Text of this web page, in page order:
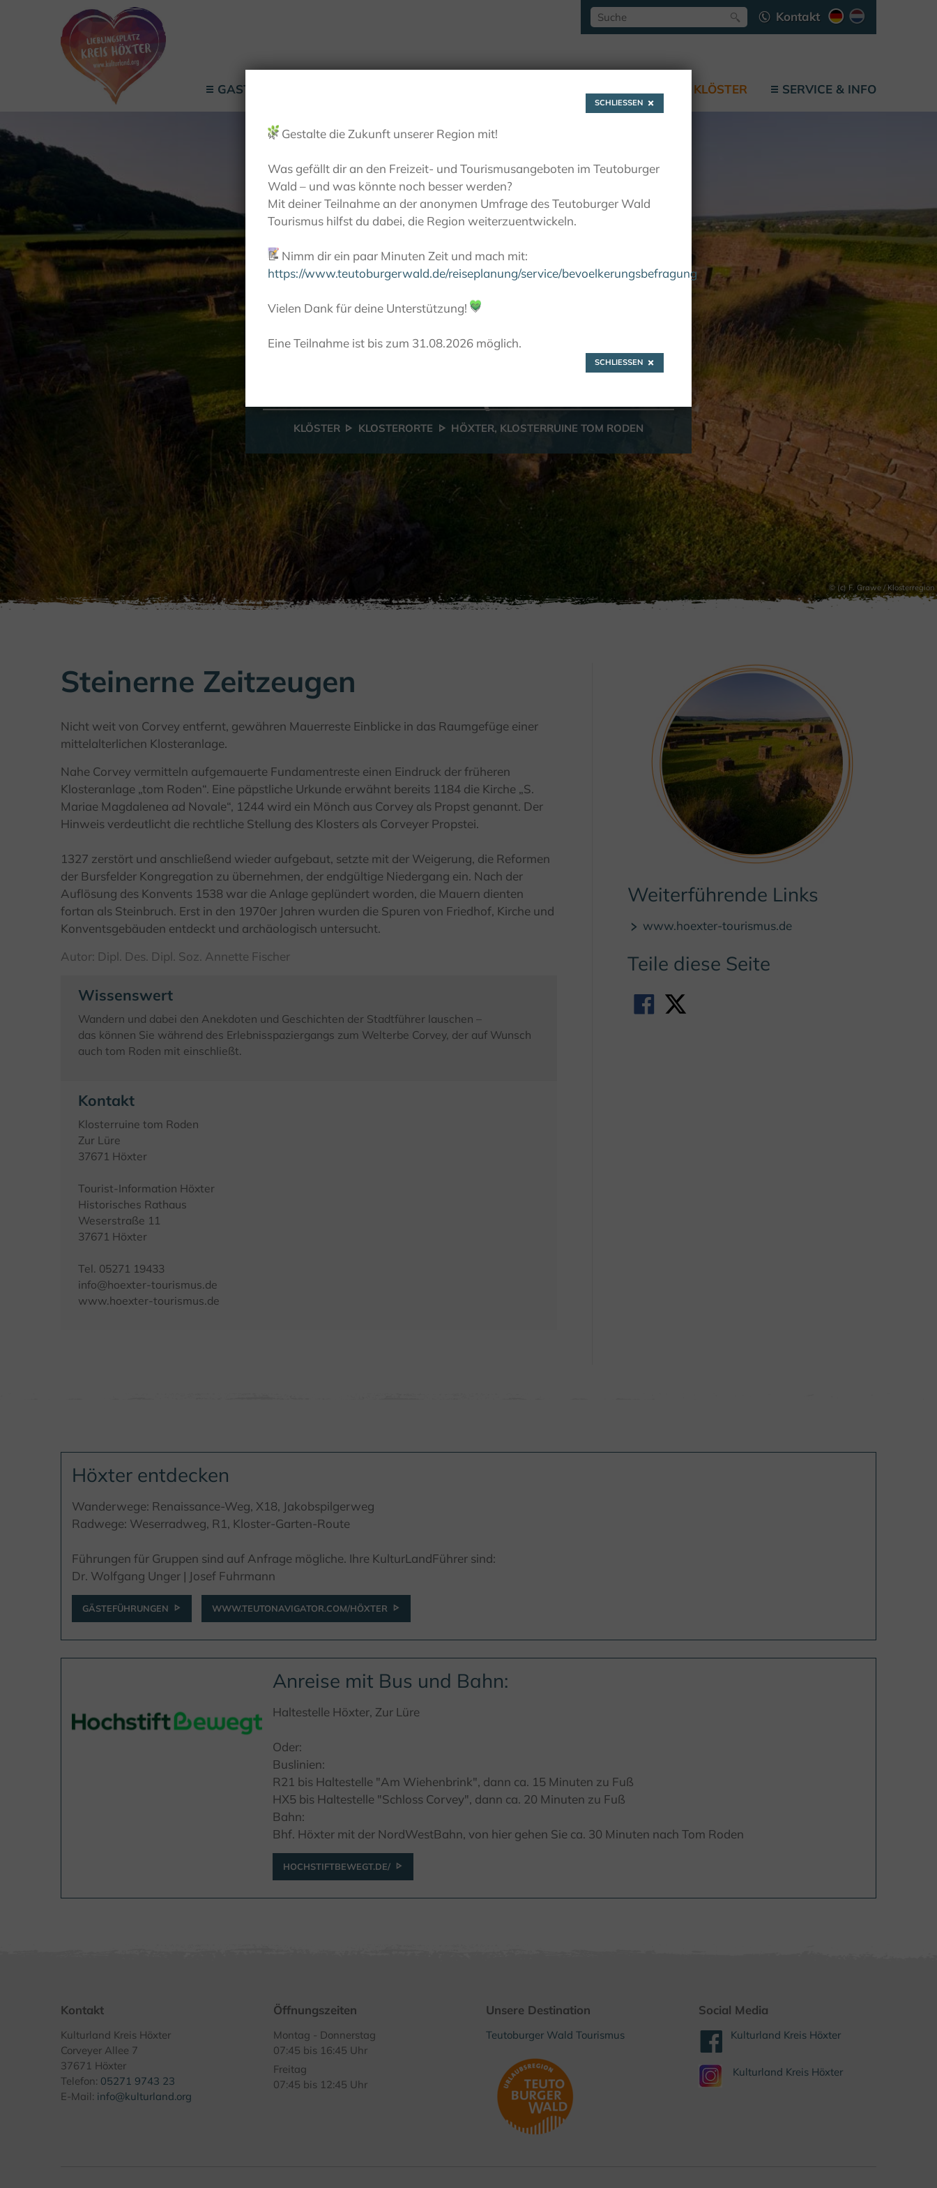
Kontakt
GASTGEBER KLÖSTER SERVICE & INFO
Höxter, Klosterruine
tom Roden
KLÖSTER KLOSTERORTE HÖXTER, KLOSTERRUINE TOM RODEN
© (c) F. Grawe / Klosterregion
Steinerne Zeitzeugen
Nicht weit von Corvey entfernt, gewähren Mauerreste Einblicke in das Raumgefüge einer
mittelalterlichen Klosteranlage.
Nahe Corvey vermitteln aufgemauerte Fundamentreste einen Eindruck der früheren
Klosteranlage „tom Roden“. Eine päpstliche Urkunde erwähnt bereits 1184 die Kirche „S.
Mariae Magdalenea ad Novale“, 1244 wird ein Mönch aus Corvey als Propst genannt. Der
Hinweis verdeutlicht die rechtliche Stellung des Klosters als Corveyer Propstei.
1327 zerstört und anschließend wieder aufgebaut, setzte mit der Weigerung, die Reformen
der Bursfelder Kongregation zu übernehmen, der endgültige Niedergang ein. Nach der
Auflösung des Konvents 1538 war die Anlage geplündert worden, die Mauern dienten
fortan als Steinbruch. Erst in den 1970er Jahren wurden die Spuren von Friedhof, Kirche und
Konventsgebäuden entdeckt und archäologisch untersucht.
Autor: Dipl. Des. Dipl. Soz. Annette Fischer
Wissenswert
Wandern und dabei den Anekdoten und Geschichten der Stadtführer lauschen –
das können Sie während des Erlebnisspaziergangs zum Welterbe Corvey, der auf Wunsch
auch tom Roden mit einschließt.
Kontakt
Klosterruine tom Roden
Zur Lüre
37671 Höxter
Tourist-Information Höxter
Historisches Rathaus
Weserstraße 11
37671 Höxter
Tel. 05271 19433
info@hoexter-tourismus.de
www.hoexter-tourismus.de
© (c) F. Grawe / Klosterregion
Weiterführende Links
www.hoexter-tourismus.de
Teile diese Seite
Höxter entdecken
Wanderwege: Renaissance-Weg, X18, Jakobspilgerweg
Radwege: Weserradweg, R1, Kloster-Garten-Route
Führungen für Gruppen sind auf Anfrage mögliche. Ihre KulturLandFührer sind:
Dr. Wolfgang Unger | Josef Fuhrmann
GÄSTEFÜHRUNGEN WWW.TEUTONAVIGATOR.COM/HÖXTER
Anreise mit Bus und Bahn:
Haltestelle Höxter, Zur Lüre
Oder:
Buslinien:
R21 bis Haltestelle "Am Wiehenbrink", dann ca. 15 Minuten zu Fuß
HX5 bis Haltestelle "Schloss Corvey", dann ca. 20 Minuten zu Fuß
Bahn:
Bhf. Höxter mit der NordWestBahn, von hier gehen Sie ca. 30 Minuten nach Tom Roden
HOCHSTIFTBEWEGT.DE/
Kontakt
Kulturland Kreis Höxter
Corveyer Allee 7
37671 Höxter
Telefon: 05271 9743 23
E-Mail: info@kulturland.org
Öffnungszeiten
Montag - Donnerstag
07:45 bis 16:45 Uhr
Freitag
07:45 bis 12:45 Uhr
Unsere Destination
Teutoburger Wald Tourismus
Social Media
Kulturland Kreis Höxter
Kulturland Kreis Höxter
SCHLIESSEN
🌿 Gestalte die Zukunft unserer Region mit!
Was gefällt dir an den Freizeit- und Tourismusangeboten im Teutoburger
Wald – und was könnte noch besser werden?
Mit deiner Teilnahme an der anonymen Umfrage des Teutoburger Wald
Tourismus hilfst du dabei, die Region weiterzuentwickeln.
📝 Nimm dir ein paar Minuten Zeit und mach mit:
https://www.teutoburgerwald.de/reiseplanung/service/bevoelkerungsbefragung
Vielen Dank für deine Unterstützung! 💚
Eine Teilnahme ist bis zum 31.08.2026 möglich.
SCHLIESSEN